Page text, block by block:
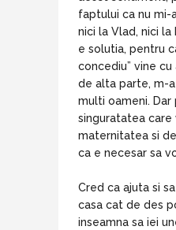
faptului ca nu mi-
nici la Vlad, nici la
e solutia, pentru
concediu” vine cu
de alta parte, m-
multi oameni.
singuratatea care
maternitatea si
ca e necesar sa
Cred ca ajuta si
casa cat de des
inseamna sa iei